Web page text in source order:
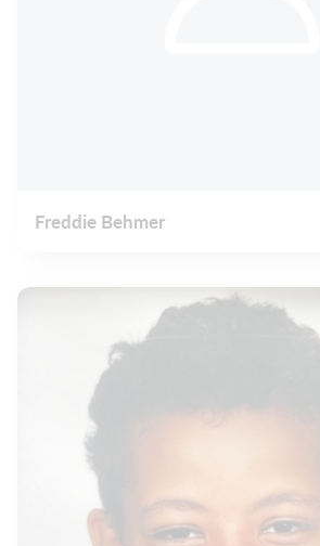
Freddie Behmer